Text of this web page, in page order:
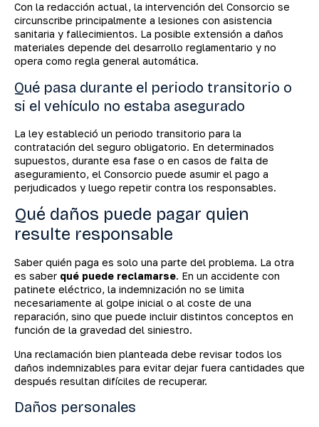
Con la redacción actual, la intervención del Consorcio se
circunscribe principalmente a lesiones con asistencia
sanitaria y fallecimientos. La posible extensión a daños
materiales depende del desarrollo reglamentario y no
opera como regla general automática.
Qué pasa durante el periodo transitorio o
si el vehículo no estaba asegurado
La ley estableció un periodo transitorio para la
contratación del seguro obligatorio. En determinados
supuestos, durante esa fase o en casos de falta de
aseguramiento, el Consorcio puede asumir el pago a
perjudicados y luego repetir contra los responsables.
Qué daños puede pagar quien
resulte responsable
Saber quién paga es solo una parte del problema. La otra
es saber qué puede reclamarse. En un accidente con
patinete eléctrico, la indemnización no se limita
necesariamente al golpe inicial o al coste de una
reparación, sino que puede incluir distintos conceptos en
función de la gravedad del siniestro.
Una reclamación bien planteada debe revisar todos los
daños indemnizables para evitar dejar fuera cantidades que
después resultan difíciles de recuperar.
Daños personales